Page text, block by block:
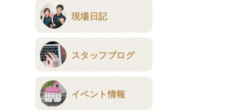
現場日記
スタッフブログ
イベント情報